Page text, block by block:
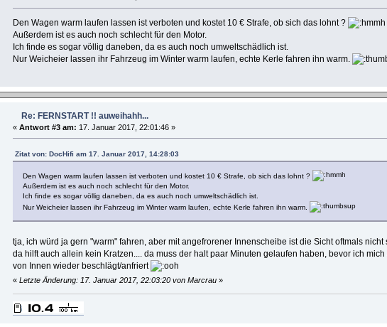
Den Wagen warm laufen lassen ist verboten und kostet 10 € Strafe, ob sich das lohnt ?
Außerdem ist es auch noch schlecht für den Motor.
Ich finde es sogar völlig daneben, da es auch noch umweltschädlich ist.
Nur Weicheier lassen ihr Fahrzeug im Winter warm laufen, echte Kerle fahren ihn warm.
Re: FERNSTART !! auweihahh...
« Antwort #3 am: 17. Januar 2017, 22:01:46 »
Zitat von: DocHifi am 17. Januar 2017, 14:28:03
Den Wagen warm laufen lassen ist verboten und kostet 10 € Strafe, ob sich das lohnt ?
Außerdem ist es auch noch schlecht für den Motor.
Ich finde es sogar völlig daneben, da es auch noch umweltschädlich ist.
Nur Weicheier lassen ihr Fahrzeug im Winter warm laufen, echte Kerle fahren ihn warm.
tja, ich würd ja gern "warm" fahren, aber mit angefrorener Innenscheibe ist die Sicht oftmals nicht
da hilft auch allein kein Kratzen.... da muss der halt paar Minuten gelaufen haben, bevor ich
von Innen wieder beschlägt/anfriert
« Letzte Änderung: 17. Januar 2017, 22:03:20 von Marcrau»